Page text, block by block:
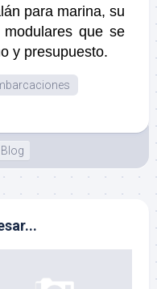
para marina, su
que se
y presupuesto.
Blog